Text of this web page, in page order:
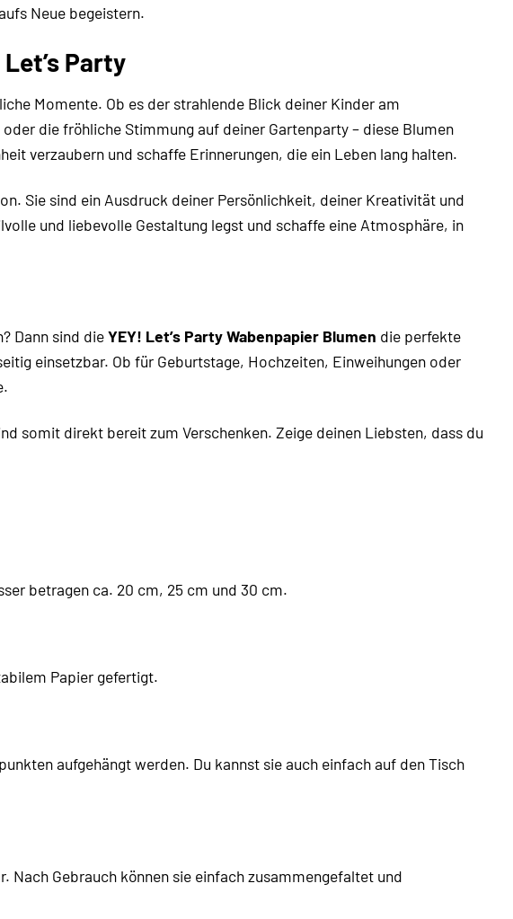
Neue begeistern.
Party
Momente. Ob es der strahlende Blick deiner Kinder am
die fröhliche Stimmung auf deiner Gartenparty – diese Blumen
verzaubern und schaffe Erinnerungen, die ein Leben lang halten.
Sie sind ein Ausdruck deiner Persönlichkeit, deiner Kreativität und
und liebevolle Gestaltung legst und schaffe eine Atmosphäre, in
Dann sind dieYEY! Let’s Party Wabenpapier Blumen die perfekte
einsetzbar. Ob für Geburtstage, Hochzeiten, Einweihungen oder
somit direkt bereit zum Verschenken. Zeige deinen Liebsten, dass du
betragen ca. 20 cm, 25 cm und 30 cm.
Papier gefertigt.
aufgehängt werden. Du kannst sie auch einfach auf den Tisch
Nach Gebrauch können sie einfach zusammengefaltet und